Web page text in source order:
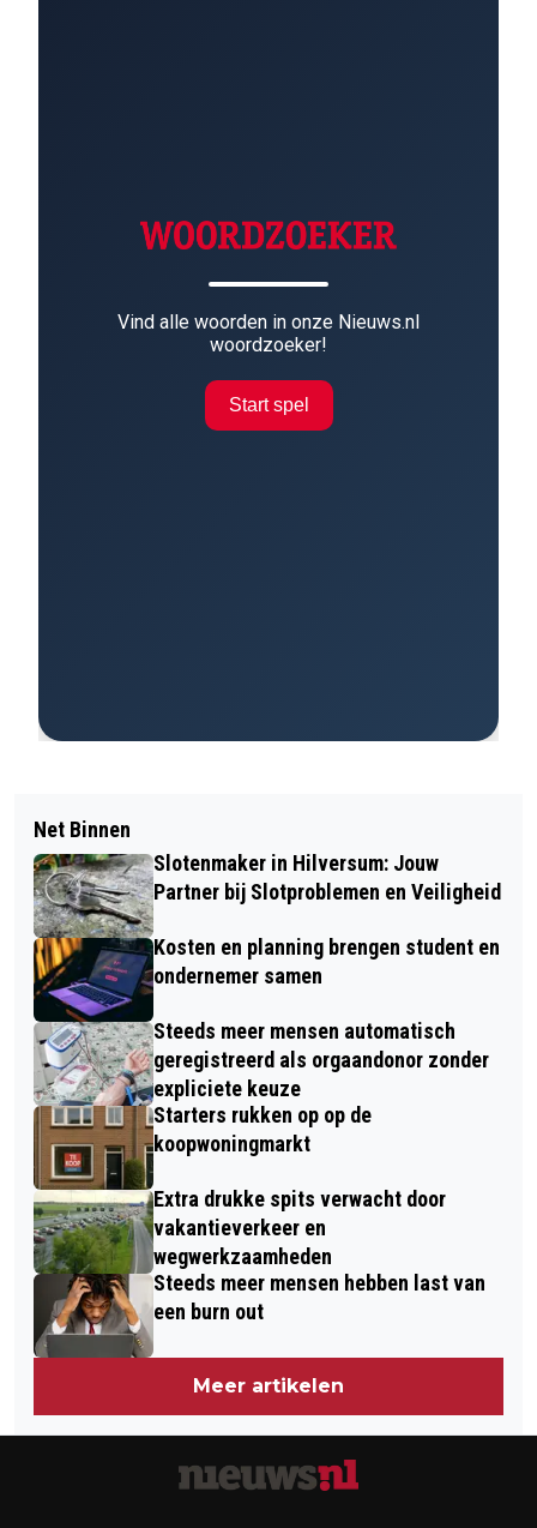
Net Binnen
Slotenmaker in Hilversum: Jouw
Partner bij Slotproblemen en Veiligheid
Kosten en planning brengen student en
ondernemer samen
Steeds meer mensen automatisch
geregistreerd als orgaandonor zonder
expliciete keuze
Starters rukken op op de
koopwoningmarkt
Extra drukke spits verwacht door
vakantieverkeer en
wegwerkzaamheden
Steeds meer mensen hebben last van
een burn out
Meer artikelen